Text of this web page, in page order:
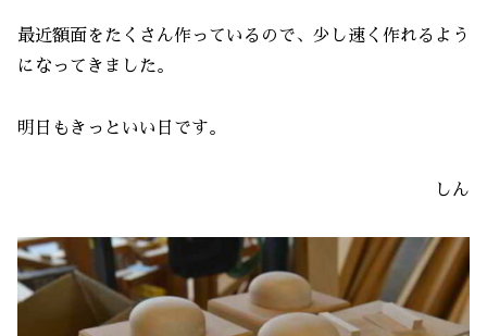
最近額面をたくさん作っているので、少し速く作れるよう
になってきました。
明日もきっといい日です。
しん